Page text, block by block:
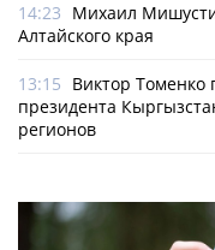
14:23 Михаил
Алтайского края
13:15 Виктор Томенко
президента
регионов